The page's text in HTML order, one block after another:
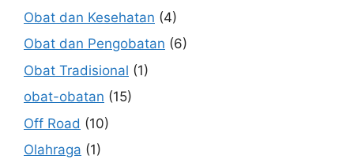
Obat dan Kesehatan (4)
Obat dan Pengobatan (6)
Obat Tradisional (1)
obat-obatan (15)
Off Road (10)
Olahraga (1)